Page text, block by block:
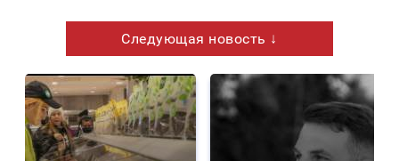
Следующая новость ↓